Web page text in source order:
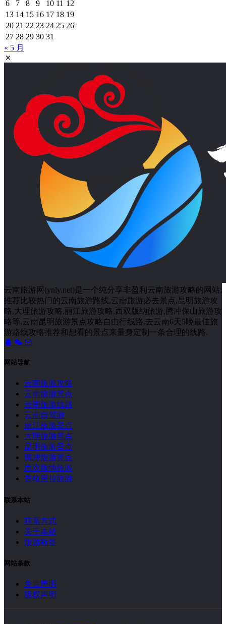
6
7 8 9 10 11 12
13 14 15 16 17 18 19
20 21 22 23 24 25 26
27 28 29 30 31
« 5 月
云南旅游网(ynly.net)是一个纯分享非盈利云南旅游攻略的网站;
推荐比较热门的云南旅游路线,云南旅游必去景点,昆明旅游攻
略,大理旅游攻略,丽江旅游攻略,西双版纳旅游,腾冲保山旅游攻
略等,云南昆明旅游景点攻略自由行线路,去云南6天5晚最佳旅
游路线攻略推荐和想看的景点来量身定制一条合理的线路.
网站导航
云南旅游攻略
云南旅游景点
云南旅游线路
云南自驾游
丽江旅游景点
大理旅游景点
昆明旅游景点
腾冲旅游景点
西双版纳旅游
香格里拉旅游
联系本站
联系方式
关于本站
旅游标签
网站条款
免责声明
版权声明